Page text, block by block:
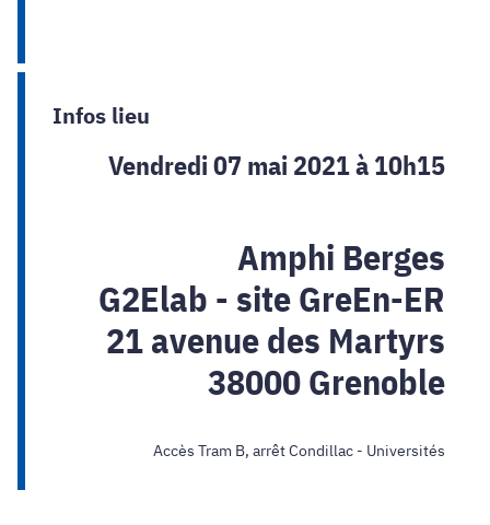
Infos lieu
Vendredi 07 mai 2021 à 10h15
Amphi Berges
G2Elab - site GreEn-ER
21 avenue des Martyrs
38000 Grenoble
Accès Tram B, arrêt Condillac - Universités